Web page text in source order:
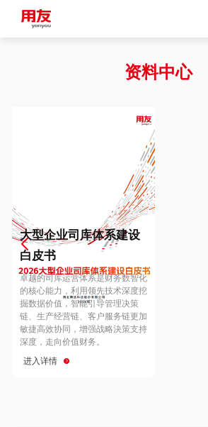
Vietnam
Europe
Hungary
Hong Kong
资料中心
大型企业司库体系建设
白皮书
卓越的司库运营体系是财务数智化
的核心能力，利用领先技术深度挖
掘数据价值，智能引导管理决策
链、生产经营链、客户服务链更加
敏捷高效协同，增强战略決策支持
深度，走向价值财务。
进入详情